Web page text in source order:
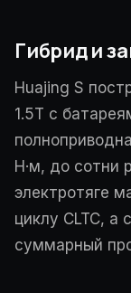
Гибрид и
Huajing S
1.5T с
Н·м, до сотни
электротяге
циклу CLTC,
суммарный